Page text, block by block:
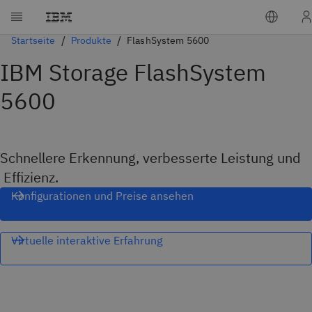
Startseite Produkte FlashSystem 5600
IBM Storage FlashSystem
5600
Schnellere Erkennung, verbesserte Leistung und
Effizienz.
Konfigurationen und Preise ansehen
Virtuelle interaktive Erfahrung